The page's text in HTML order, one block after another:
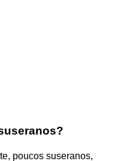
poucos suseranos,